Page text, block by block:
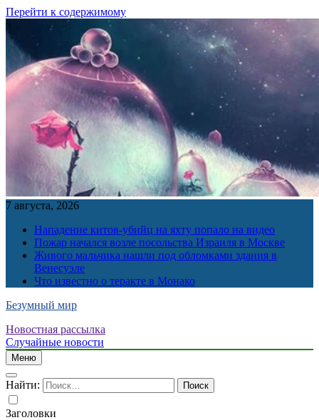
Перейти к содержимому
7 августа, 2026
Нападение китов-убийц на яхту попало на видео
Пожар начался возле посольства Израиля в Москве
Живого мальчика нашли под обломками здания в
Венесуэле
Что известно о теракте в Монако
Безумный мир
Новостная рассылка
Случайные новости
Меню
Найти:
Заголовки